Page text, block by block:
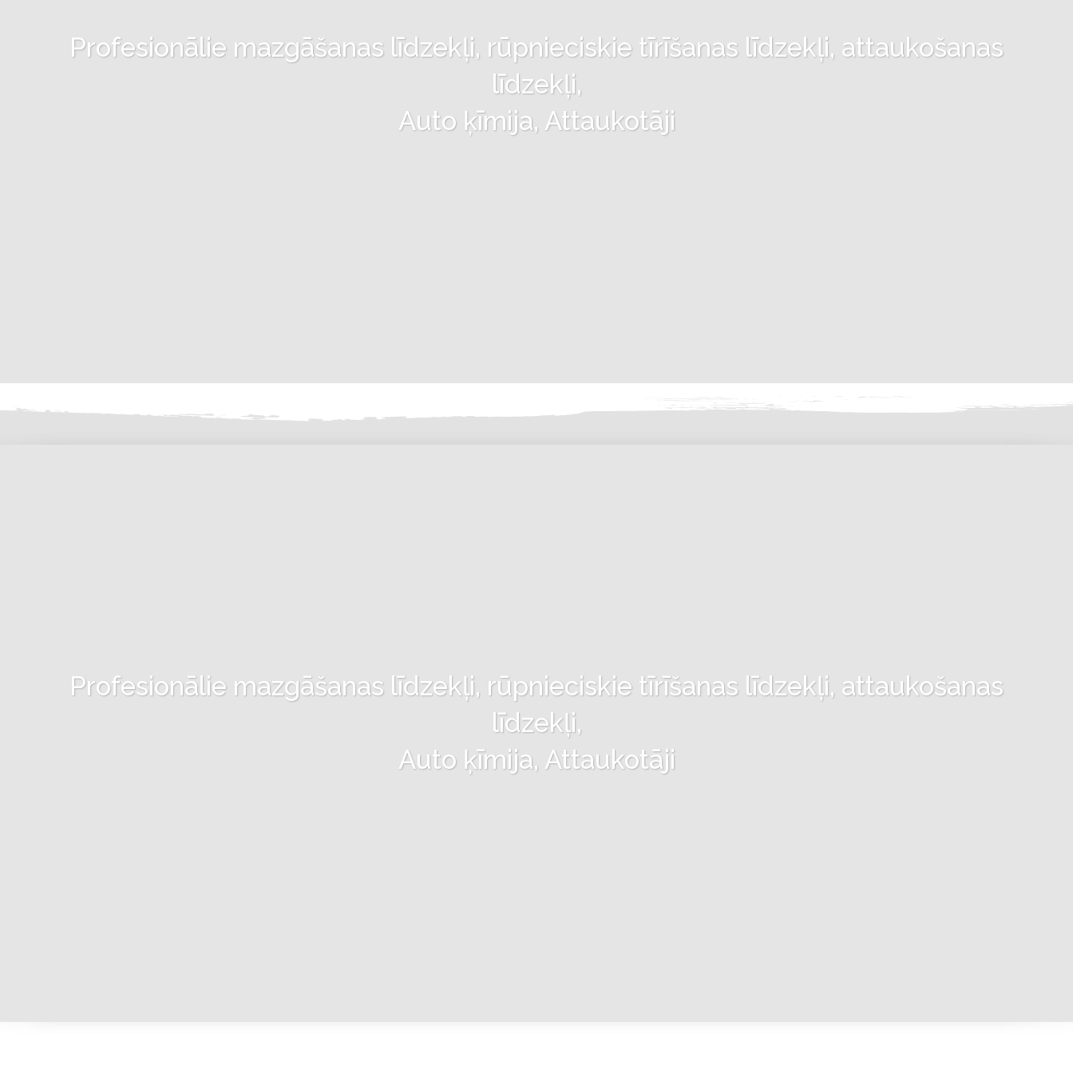
Profesionālie mazgāšanas līdzekļi, rūpnieciskie tīrīšanas līdzekļi, attaukošanas
līdzekļi,
Auto ķīmija, Attaukotāji
Profesionālie mazgāšanas līdzekļi, rūpnieciskie tīrīšanas līdzekļi, attaukošanas
līdzekļi,
Auto ķīmija, Attaukotāji